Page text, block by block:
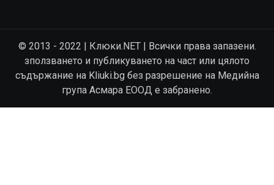
© 2013 - 2022 | Клюки.NET | Всички права запазени.
зползването и публикуването на част или цялото
съдържание на Kliuki.bg без разрешение на Медийна
група Асмара ЕООД е забранено.